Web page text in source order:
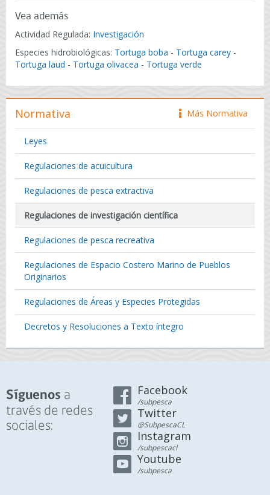
Vea además
Actividad Regulada: Investigación
Especies hidrobiológicas: Tortuga boba - Tortuga carey -
Tortuga laud - Tortuga olivacea - Tortuga verde
icono
Más Normativa
Normativa
Leyes
Regulaciones de acuicultura
Regulaciones de pesca extractiva
Regulaciones de investigación científica
Regulaciones de pesca recreativa
Regulaciones de Espacio Costero Marino de Pueblos
Originarios
Regulaciones de Áreas y Especies Protegidas
Decretos y Resoluciones a Texto íntegro
Síguenos a
través de redes
sociales:
Facebook
/subpesca
Twitter
@SubpescaCL
Instagram
/subpescacl
Youtube
/subpesca